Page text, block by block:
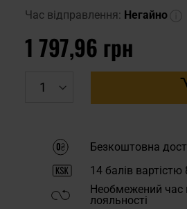
Час відправлення: Негайно
1 797,96 грн
Безкоштовна
14балів вартістю
Необмежений час
лояльності